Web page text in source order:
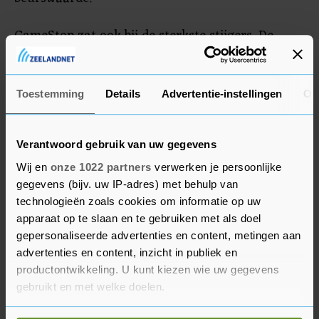
Toestemming Details Advertentie-instellingen
Verantwoord gebruik van uw gegevens
Wij en onze 1022 partners verwerken je persoonlijke
gegevens (bijv. uw IP-adres) met behulp van
technologieën zoals cookies om informatie op uw
apparaat op te slaan en te gebruiken met als doel
gepersonaliseerde advertenties en content, metingen aan
advertenties en content, inzicht in publiek en
productontwikkeling. U kunt kiezen wie uw gegevens
gebruikt en met welke doelen.
GameStop zat ook bij de sterkste stijgers. De
gamewinkelketen werd 7,5 procent hoger gezet
hoewel de retailer afgelopen kwartaal dieper in
de rode cijfers dook. Ook de verkopen namen af.
Het bedrijf kondigde echter een samenwerking
aan met cryptobeurs FTX.
American Eagle Outfitters kelderde bijna 9
procent na tegenvallende resultaten. Het
Amerikaanse kledingbedrijf verwacht ook hogere
kortingen te moeten bieden en langere
uitverkopen te houden gezien de verslechterde
marktomstandigheden in de retailsector.
De euro was 0,9998 dollar waard, tegen 0,9942